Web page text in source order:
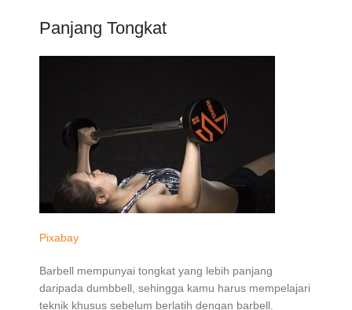
Panjang Tongkat
Pixabay
Barbell mempunyai tongkat yang lebih panjang
daripada dumbbell, sehingga kamu harus mempelajari
teknik khusus sebelum berlatih dengan barbell.